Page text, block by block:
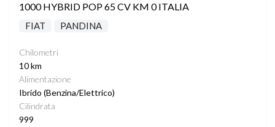
1000 HYBRID POP 65 CV KM 0 ITALIA
FIAT PANDINA
Chilometri
10 km
Alimentazione
Ibrido (Benzina/Elettrico)
Cilindrata
999